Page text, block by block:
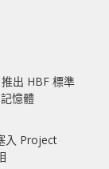
推出 HBF 標準
憶體
入 Project